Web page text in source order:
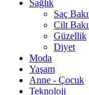
Sağlık
Saç
Cilt
Güzellik
Diyet
Moda
Yaşam
Anne - Çocuk
Teknoloji